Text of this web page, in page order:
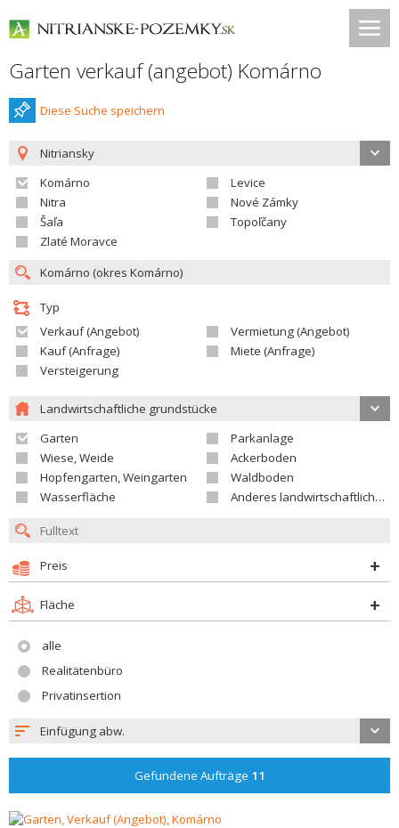
Garten verkauf (angebot) Komárno
Diese Suche speichern
Nitriansky
Komárno
Levice
Nitra
Nové Zámky
Šaľa
Topoľčany
Zlaté Moravce
Typ
Verkauf (Angebot)
Vermietung (Angebot)
Kauf (Anfrage)
Miete (Anfrage)
Versteigerung
Landwirtschaftliche grundstücke
Garten
Parkanlage
Wiese, Weide
Ackerboden
Hopfengarten, Weingarten
Waldboden
Wasserfläche
Anderes landwirtschaftliches Grundstück
Preis
Fläche
alle
Realitätenbüro
Privatinsertion
Einfügung abw.
Gefundene Aufträge 11